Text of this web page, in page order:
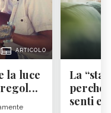
ARTICOLO
la luce
La
perché
senti